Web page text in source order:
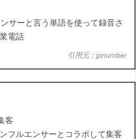
サーと言う単語を使って録音さ
電話
引用元：jpnumber
客
フルエンサーとコラボして集客